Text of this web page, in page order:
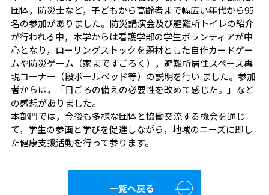
団体，防災士など，子どもから高齢者まで幅広い年代から95
名の参加がありました。防災講演会及び避難所トイレの紹介
が行われる中，本学からは看護学部の学生ボランティアが中
心となり，ローリングストックを題材とした自作カードゲー
ムや防災ゲーム（家まですごろく），避難所居住スペース再
現コーナー（段ボールベッド等）の説明を行い ました。参加
者からは，「日ごろの備えの必要性を改めて感じた。」など
の感想がありました。
本部門では，今後も多様な団体と協働交流する機会を通じ
て，学生の参画と学びを促進しながら，地域のニーズに即し
た健康支援活動を行って参ります。
一覧へ戻る